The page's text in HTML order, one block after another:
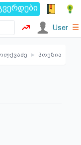
User ☰
▸ პოეზია